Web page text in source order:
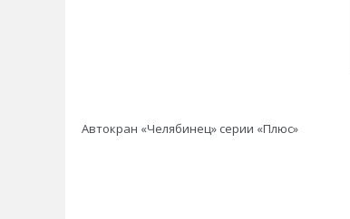
Автокран «Челябинец» серии «Плюс»